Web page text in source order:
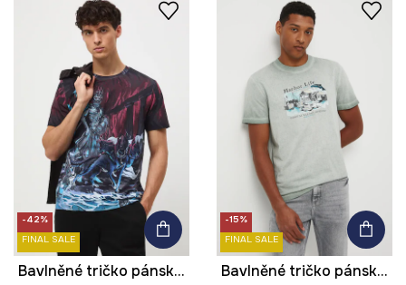
-42%
FINAL SALE
Bavlněné tričko pánské s elastanem, se vzorem
-15%
FINAL SALE
Bavlněné tričko pánské se sepraným efektem